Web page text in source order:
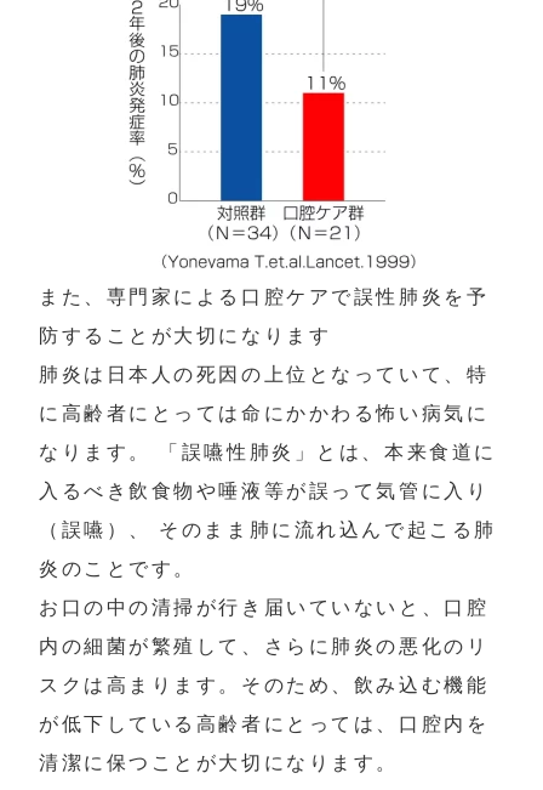
また、専門家による口腔ケアで誤性肺炎を予
防することが大切になります
肺炎は日本人の死因の上位となっていて、特
に高齢者にとっては命にかかわる怖い病気に
なります。 「誤嚥性肺炎」とは、本来食道に
入るべき飲食物や唾液等が誤って気管に入り
（誤嚥）、 そのまま肺に流れ込んで起こる肺
炎のことです。
お口の中の清掃が行き届いていないと、口腔
内の細菌が繁殖して、さらに肺炎の悪化のリ
スクは高まります。そのため、飲み込む機能
が低下している高齢者にとっては、口腔内を
清潔に保つことが大切になります。